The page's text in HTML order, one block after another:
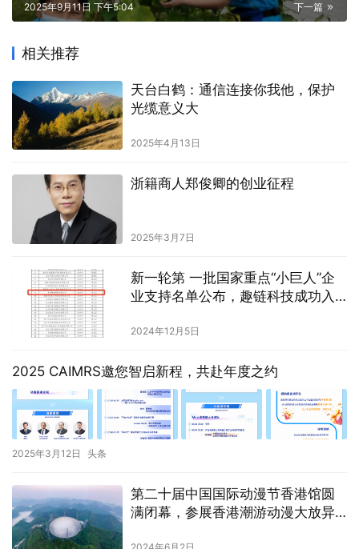
下一篇
2025年9月11日 下午5:04
相关推荐
天台白鹤：通信连接你我他，保护
光缆意义大
2025年4月13日
浙籍商人郑俊卿的创业征程
2025年3月7日
新一轮第 一批国家重点“小巨人”企
业支持名单公布，趣链科技成功入
2024年12月5日
2025 CAIMRS邀您智启新程，共赴年度之约
2025年3月12日 头条
第二十届中国国际动漫节香港馆圆
满闭幕，参展香港潮游动漫大放异